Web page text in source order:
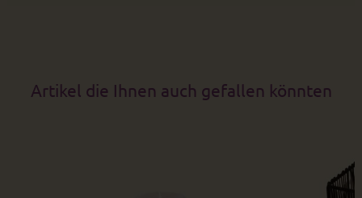
Artikel die Ihnen auch gefallen könnten